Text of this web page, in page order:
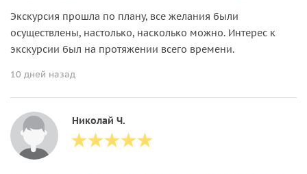
Экскурсия прошла по плану, все желания были
осуществлены, настолько, насколько можно. Интерес к
экскурсии был на протяжении всего времени.
10 дней назад
Николай Ч.